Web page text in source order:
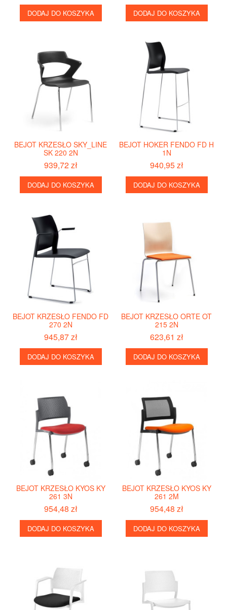
DODAJ DO KOSZYKA DODAJ DO KOSZYKA
BEJOT KRZESŁO SKY_LINE
SK 220 2N
939,72 zł
DODAJ DO KOSZYKA
BEJOT HOKER FENDO FD H
1N
940,95 zł
DODAJ DO KOSZYKA
BEJOT KRZESŁO FENDO FD
270 2N
945,87 zł
DODAJ DO KOSZYKA
BEJOT KRZESŁO ORTE OT
215 2N
623,61 zł
DODAJ DO KOSZYKA
BEJOT KRZESŁO KYOS KY
261 3N
954,48 zł
DODAJ DO KOSZYKA
BEJOT KRZESŁO KYOS KY
261 2M
954,48 zł
DODAJ DO KOSZYKA